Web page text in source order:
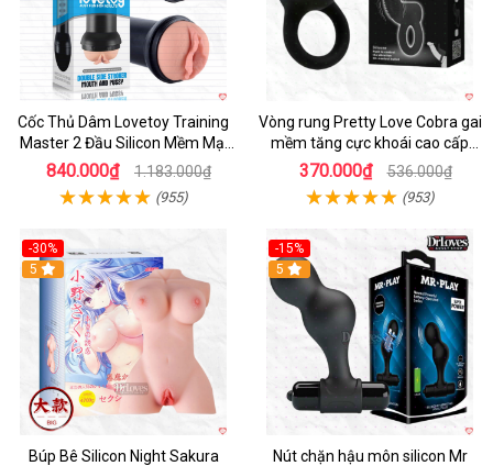
Cốc Thủ Dâm Lovetoy Training
Master 2 Đầu Silicon Mềm Mại
Tiện Lợi
840.000₫ 1.183.000₫
(955)
Vòng rung Pretty Love Cobra gai
mềm tăng cực khoái cao cấp
chính hãng
370.000₫ 536.000₫
(953)
-30%
Hot
5
Búp Bê Silicon Night Sakura
-15%
Hot
5
Nút chặn hậu môn silicon Mr